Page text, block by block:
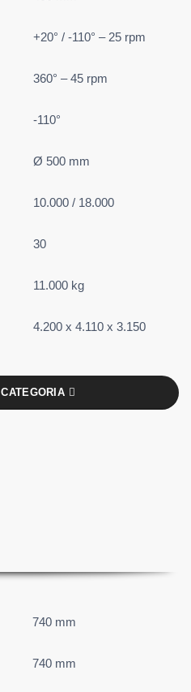
+20° / -110° – 25 rpm
360° – 45 rpm
-110°
Ø 500 mm
10.000 / 18.000
30
11.000 kg
4.200 x 4.110 x 3.150
740 mm
740 mm